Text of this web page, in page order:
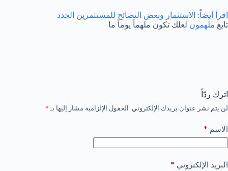
اقرأ أيضاً: الاستثمار وبعض النصائح للمستثمرين الجدد
تابع ملهمون لعلك تكون ملهماً يوماً ما
اترك ردّاً
لن يتم نشر عنوان بريدك الإلكتروني. الحقول الإلزامية مشار إليها بـ *
الاسم *
البريد الإلكتروني *